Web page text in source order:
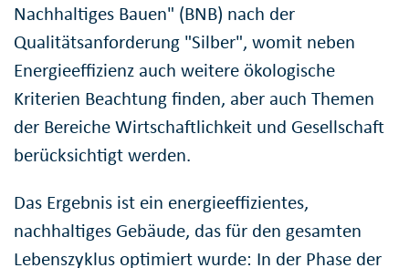
Nachhaltiges Bauen" (BNB) nach der
Qualitätsanforderung "Silber", womit neben
Energieeffizienz auch weitere ökologische
Kriterien Beachtung finden, aber auch Themen
der Bereiche Wirtschaftlichkeit und Gesellschaft
berücksichtigt werden.
Das Ergebnis ist ein energieeffizientes,
nachhaltiges Gebäude, das für den gesamten
Lebenszyklus optimiert wurde: In der Phase der